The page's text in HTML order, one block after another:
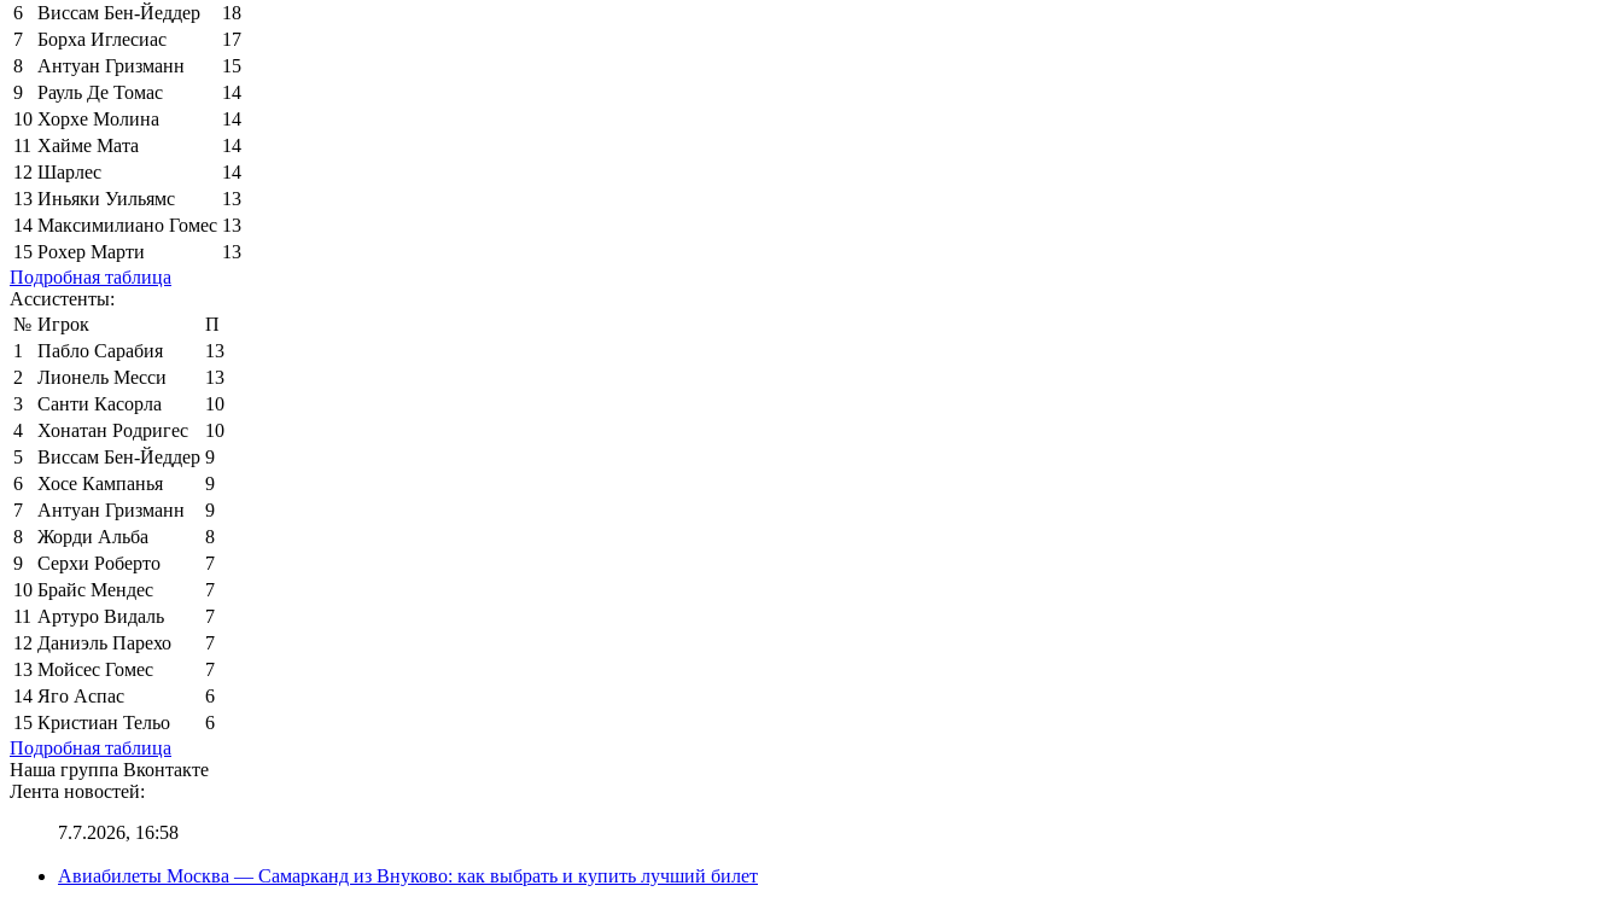
6
Виссам Бен-Йеддер
18
7
Борха Иглесиас
17
8
Антуан Гризманн
15
9
Рауль Де Томас
14
10 Хорхе Молина
14
11 Хайме Мата
14
12 Шарлес
14
13 Иньяки Уильямс
13
14 Максимилиано Гомес 13
15 Рохер Марти
13
Подробная таблица
Ассистенты:
№ Игрок
П
1
Пабло Сарабия
13
2
Лионель Месси
13
3
Санти Касорла
10
4
Хонатан Родригес
10
5
Виссам Бен-Йеддер 9
6
Хосе Кампанья
9
7
Антуан Гризманн
9
8
Жорди Альба
8
9
Серхи Роберто
7
10 Брайс Мендес
7
11 Артуро Видаль
7
12 Даниэль Парехо
7
13 Мойсес Гомес
7
14 Яго Аспас
6
15 Кристиан Тельо
6
Подробная таблица
Наша группа Вконтакте
Лента новостей:
7.7.2026, 16:58
Авиабилеты Москва — Самарканд из Внуково: как выбрать и купить лучший билет